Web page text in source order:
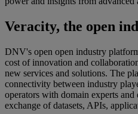
Veracity, the open
DNV's open open industry
cost of innovation and
new services and solutions. The
connectivity between industry
operators with domain experts and
exchange of datasets, APIs,